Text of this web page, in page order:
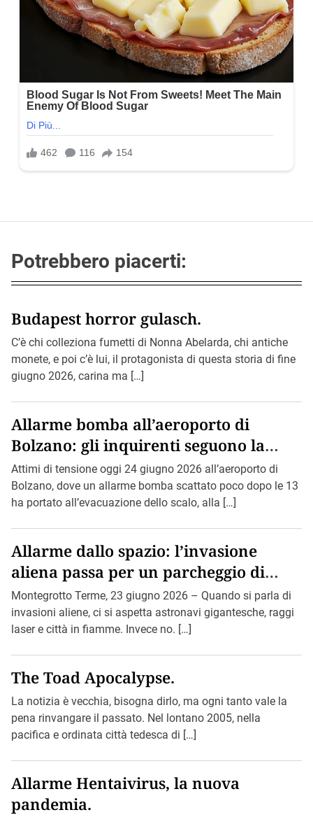
Potrebbero piacerti:
Budapest horror gulasch.
C’è chi colleziona fumetti di Nonna Abelarda, chi antiche
monete, e poi c’è lui, il protagonista di questa storia di fine
giugno 2026, carina ma […]
Allarme bomba all’aeroporto di
Bolzano: gli inquirenti seguono la
pista di Bin Loden.
Attimi di tensione oggi 24 giugno 2026 all’aeroporto di
Bolzano, dove un allarme bomba scattato poco dopo le 13
ha portato all’evacuazione dello scalo, alla […]
Allarme dallo spazio: l’invasione
aliena passa per un parcheggio di
Montegrotto.
Montegrotto Terme, 23 giugno 2026 – Quando si parla di
invasioni aliene, ci si aspetta astronavi gigantesche, raggi
laser e città in fiamme. Invece no. […]
The Toad Apocalypse.
La notizia è vecchia, bisogna dirlo, ma ogni tanto vale la
pena rinvangare il passato. Nel lontano 2005, nella
pacifica e ordinata città tedesca di […]
Allarme Hentaivirus, la nuova
pandemia.